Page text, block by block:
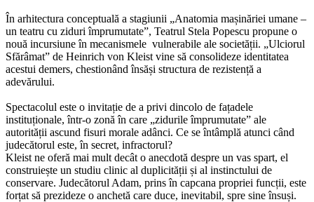
În arhitectura conceptuală a stagiunii „Anatomia mașinăriei umane –
un teatru cu ziduri împrumutate”, Teatrul Stela Popescu propune o
nouă incursiune în mecanismele vulnerabile ale societății. „Ulciorul
Sfărâmat” de Heinrich von Kleist vine să consolideze identitatea
acestui demers, chestionând însăși structura de rezistență a
adevărului.
Spectacolul este o invitație de a privi dincolo de fațadele
instituționale, într-o zonă în care „zidurile împrumutate” ale
autorității ascund fisuri morale adânci. Ce se întâmplă atunci când
judecătorul este, în secret, infractorul?
Kleist ne oferă mai mult decât o anecdotă despre un vas spart, el
construiește un studiu clinic al duplicității și al instinctului de
conservare. Judecătorul Adam, prins în capcana propriei funcții, este
forțat să prezideze o anchetă care duce, inevitabil, spre sine însuși.